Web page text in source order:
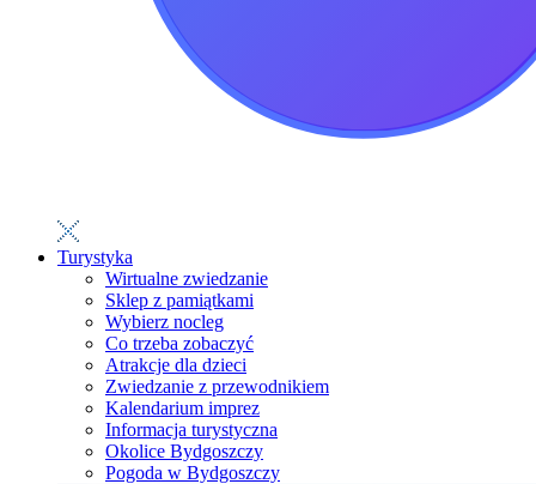
Turystyka
Wirtualne zwiedzanie
Sklep z pamiątkami
Wybierz nocleg
Co trzeba zobaczyć
Atrakcje dla dzieci
Zwiedzanie z przewodnikiem
Kalendarium imprez
Informacja turystyczna
Okolice Bydgoszczy
Pogoda w Bydgoszczy